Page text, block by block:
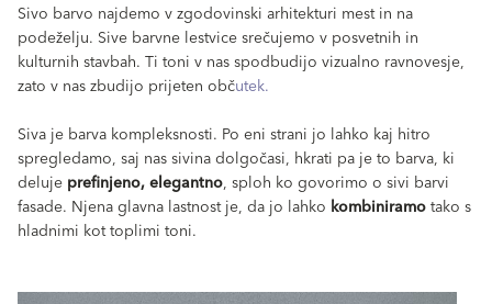
Sivo barvo najdemo v zgodovinski arhitekturi mest in na
podeželju. Sive barvne lestvice srečujemo v posvetnih in
kulturnih stavbah. Ti toni v nas spodbudijo vizualno ravnovesje,
zato v nas zbudijo prijeten občutek.
Siva je barva kompleksnosti. Po eni strani jo lahko kaj hitro
spregledamo, saj nas sivina dolgočasi, hkrati pa je to barva, ki
deluje prefinjeno, elegantno, sploh ko govorimo o sivi barvi
fasade. Njena glavna lastnost je, da jo lahko kombiniramotako s
hladnimi kot toplimi toni.